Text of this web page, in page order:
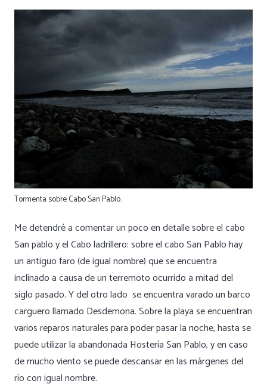
Tormenta sobre Cabo San Pablo.
Me detendré a comentar un poco en detalle sobre el cabo
San pablo y el Cabo ladrillero: sobre el cabo San Pablo hay
un antiguo faro (de igual nombre) que se encuentra
inclinado a causa de un terremoto ocurrido a mitad del
siglo pasado. Y del otro lado se encuentra varado un barco
carguero llamado Desdemona. Sobre la playa se encuentran
varios reparos naturales para poder pasar la noche, hasta se
puede utilizar la abandonada Hostería San Pablo, y en caso
de mucho viento se puede descansar en las márgenes del
río con igual nombre.